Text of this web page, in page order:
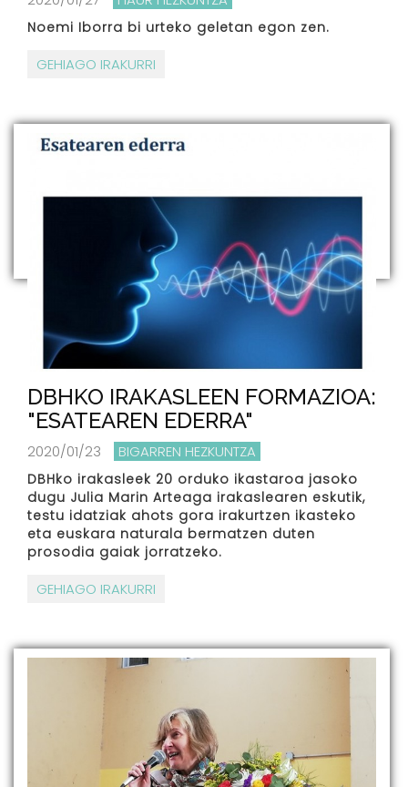
Noemi Iborra bi urteko geletan egon zen.
GEHIAGO IRAKURRI
DBHKO IRAKASLEEN FORMAZIOA:
"ESATEAREN EDERRA"
2020/01/23 BIGARREN HEZKUNTZA
DBHko irakasleek 20 orduko ikastaroa jasoko
dugu Julia Marin Arteaga irakaslearen eskutik,
testu idatziak ahots gora irakurtzen ikasteko
eta euskara naturala bermatzen duten
prosodia gaiak jorratzeko.
GEHIAGO IRAKURRI